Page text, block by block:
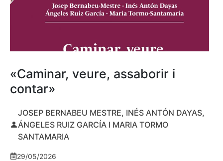
«Caminar, veure, assaborir i
contar»
JOSEP BERNABEU MESTRE, INÉS ANTÓN DAYAS,
ÁNGELES RUIZ GARCÍA I MARIA TORMO
SANTAMARIA
29/05/2026